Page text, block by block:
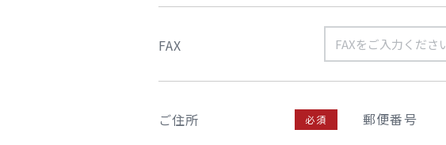
FAX
ご住所 必須 郵便番号